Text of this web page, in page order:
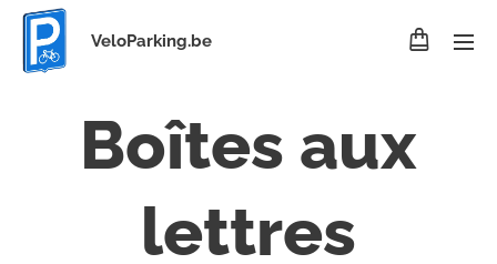
VeloParking.be
Boîtes aux
lettres